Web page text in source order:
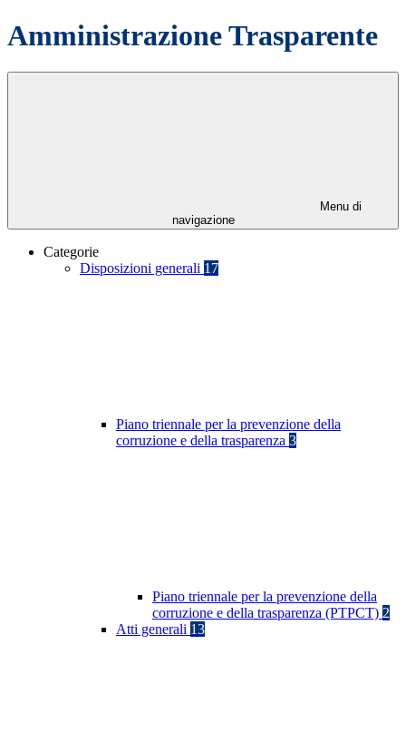
Amministrazione Trasparente
Menu di
navigazione
Categorie
Disposizioni generali 17
Piano triennale per la prevenzione della
corruzione e della trasparenza 3
Piano triennale per la prevenzione della
corruzione e della trasparenza (PTPCT) 2
Atti generali 13